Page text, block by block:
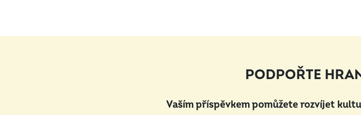
PODPOŘTE
Vaším příspěvkem pomůžete rozvíjet